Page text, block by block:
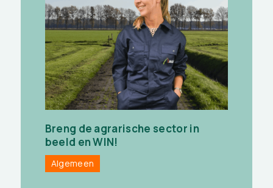
Breng de agrarische sector in
beeld en WIN!
Algemeen